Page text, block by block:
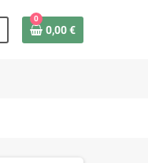
0
0,00 €